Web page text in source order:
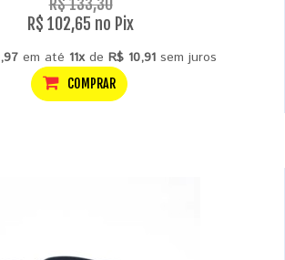
R$ 102,65 no Pix
em até 11xde R$ 10,91 sem juros
COMPRAR